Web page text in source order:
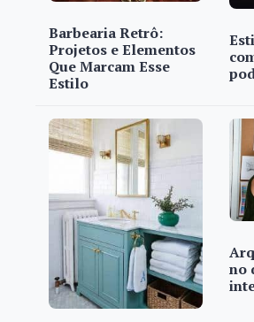
Barbearia Retrô:
Projetos e Elementos
Que Marcam Esse
Estilo
no